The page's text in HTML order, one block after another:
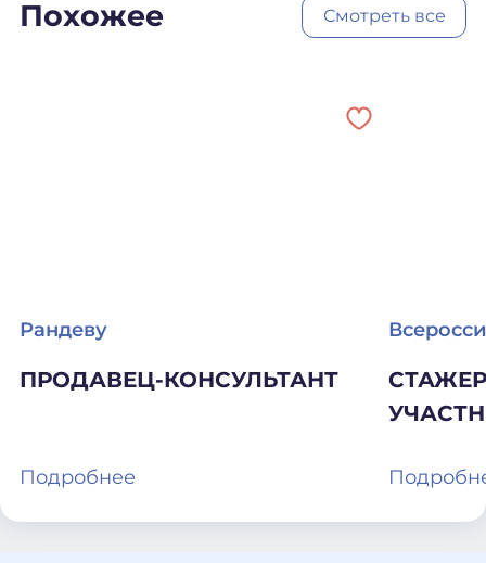
Похожее Смотреть все
Рандеву
ПРОДАВЕЦ-КОНСУЛЬТАНТ
Подробнее